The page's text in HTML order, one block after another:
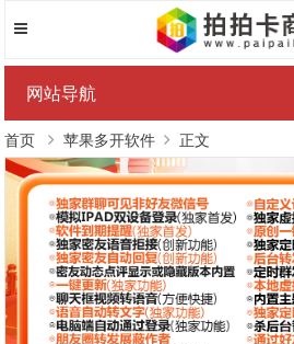
网站导航
首页 苹果多开软件 正文